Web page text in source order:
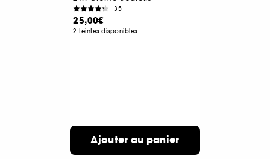
35
25,00€
2 teintes disponibles
Ajouter au panier